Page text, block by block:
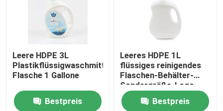
Leere HDPE 3L
Plastikflüssigwaschmittel-
Flasche 1 Gallone
Bestpreis
Leeres HDPE 1L
flüssiges reinigendes
Flaschen-Behälter-
Sondergröße-Logo
Bestpreis